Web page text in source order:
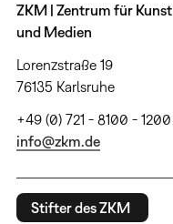
ZKM | Zentrum für Kunst
und Medien
Lorenzstraße 19
76135 Karlsruhe
+49 (0) 721 - 8100 - 1200
info@zkm.de
Stifter des ZKM